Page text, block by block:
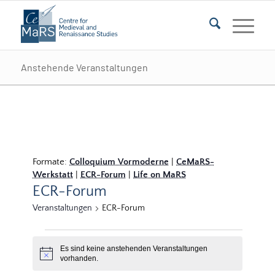
Anstehende Veranstaltungen
Formate:Colloquium Vormoderne |CeMaRS-
Werkstatt
ECR-Forum Life on MaRS
ECR-Forum
Veranstaltungen ECR-Forum
Hinweis
Es sind keine anstehenden Veranstaltungen
vorhanden.